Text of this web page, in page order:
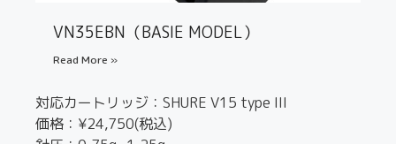
VN35EBN（BASIE MODEL）
Read More »
対応カートリッジ：SHURE V15 type III
価格：¥24,750(税込)